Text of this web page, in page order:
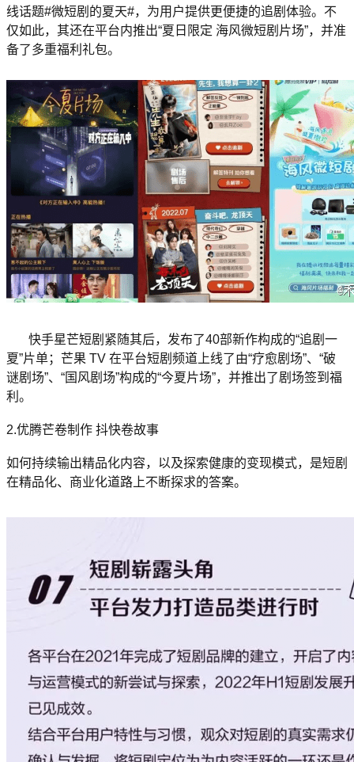
线话题#微短剧的夏天#，为用户提供更便捷的追剧体验。不
仅如此，其还在平台内推出“夏日限定 海风微短剧片场”，并准
备了多重福利礼包。
快手星芒短剧紧随其后，发布了40部新作构成的“追剧一
夏”片单；芒果 TV 在平台短剧频道上线了由“疗愈剧场”、“破
谜剧场”、“国风剧场”构成的“今夏片场”，并推出了剧场签到福
利。
2.优腾芒卷制作 抖快卷故事
如何持续输出精品化内容，以及探索健康的变现模式，是短剧
在精品化、商业化道路上不断探求的答案。